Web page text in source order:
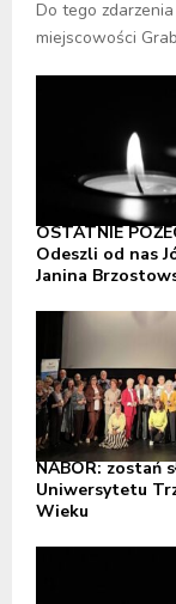
Do tego
miejscowości
OSTATNIE
Odeszli od nas
Janina
NABÓR: zostań
Uniwersytetu
Wieku